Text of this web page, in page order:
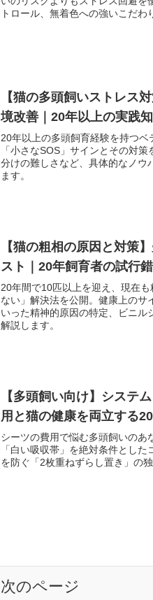
トロール、無着色への強いこだわ
【猫の多頭飼いストレス
境改善｜20年以上の実践知
20年以上の多頭飼育経験を持つ
「小さなSOS」サインとその対
分けの難しさなど、具体的なノウ
ます。
【猫の粗相の原因と対策
スト｜20年飼育者の試行
20年間で10匹以上を迎え、現在
ない」解決法を公開。健康上のサ
いった精神的原因の特定、ビニル
解説します。
【多頭飼い向け】システ
用と猫の健康を両立する
シーツの費用で悩む多頭飼いのあ
「白い吸収帯」を絶対条件とし
を防ぐ「2枚重ねずらし置き」の
次のページ